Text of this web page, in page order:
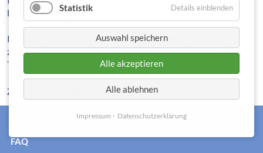
Eine Anmeldung ist nicht erforderlich.
Im Anschluss daran setzen wir uns noch im Treff gemütlich
zusammen.
Treffpunkt ist im Treff (Haus 5)
Zurück zur Eventübersicht
FAQ
Statistik Details einblenden
Auswahl speichern
Alle akzeptieren
Alle ablehnen
Impressum Datenschutzerklärung